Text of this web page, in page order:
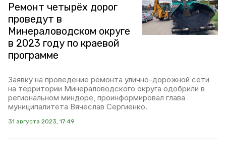
Ремонт четырёх дорог
проведут в
Минераловодском округе
в 2023 году по краевой
программе
Заявку на проведение ремонта улично-дорожной сети
на территории Минераловодского округа одобрили в
региональном миндоре, проинформировал глава
муниципалитета Вячеслав Сергиенко.
31 августа 2023, 17:49